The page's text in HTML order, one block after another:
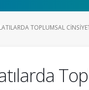
TOPLUMSAL